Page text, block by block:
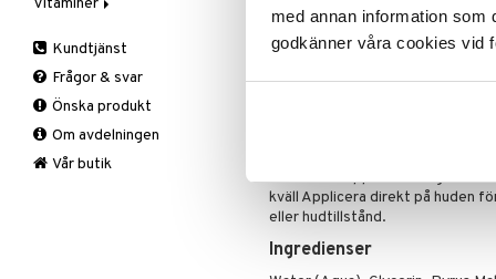
med annan information som
godkänner våra cookies vid
Du kan använda serumet direkt
dagkräm (tips: funkar perfekt
mängden efter årstid, hudtyp
Hyaluronic Moisture Serum
unika serum som låter dig
Mixa 2-3 droppar i din dagkräm
kväll Applicera direkt på huden
eller hudtillstånd.
Ingredienser
Specialprodukter
Läppar
Äppelcidervinäger
Fasta
Fettförbränning
Måltidsersättning
Övriga
Vitaminer
Antioxidanter
B vitaminer
Barn
C vitaminer
Kvinna
Kundtjänst
Frågor & svar
Önska produkt
Om avdelningen
Vår butik